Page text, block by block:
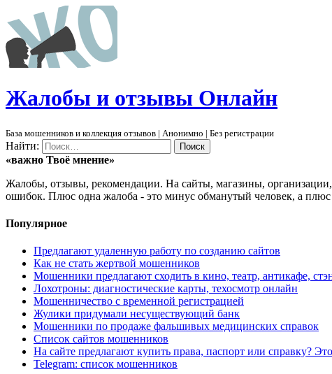
Жалобы и отзывы Онлайн
База мошенников и коллекция отзывов | Анонимно | Без регистрации
Найти:
«важно Твоё мнение»
Жалобы, отзывы, рекомендации. На сайты, магазины,
ошибок. Плюс одна жалоба - это минус обманутый человек, а плюс
Популярное
Предлагают удаленную работу по созданию сайтов
Как не стать жертвой мошенников
Мошенники предлагают сходить в кино, театр, антикафе,
Лохотроны: диагностические карты, техосмотр онлайн
Мошенничество с временной регистрацией
Жулики придумали несуществующий банк
Мошенники по продаже фальшивых медицинских справок
Список сайтов мошенников
На сайте предлагают купить права, паспорт или справку?
Telegram: список мошенников